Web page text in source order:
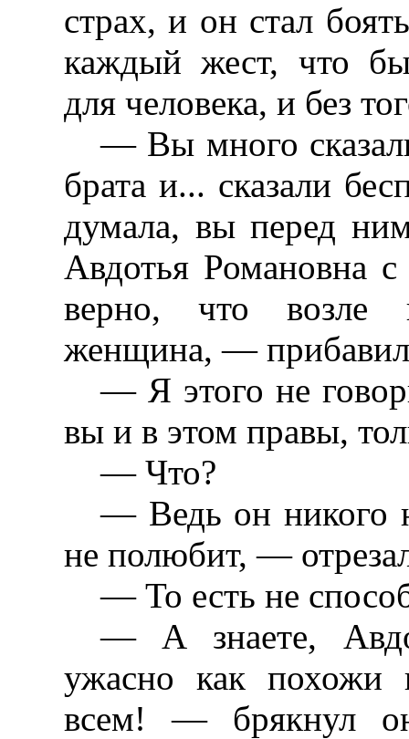
страх, и он стал
каждый жест, что
для человека, и без
— Вы много
брата и... сказали
думала, вы перед
Авдотья Романовна
верно, что возле
женщина, —
— Я этого не
вы и в этом правы,
— Что?
— Ведь он никого
не полюбит, —
— То есть не
— А знаете,
ужасно как похожи
всем! — брякнул